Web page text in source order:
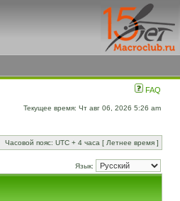
FAQ
Текущее время: Чт авг 06, 2026 5:26 am
Часовой пояс: UTC + 4 часа [ Летнее время ]
Язык: